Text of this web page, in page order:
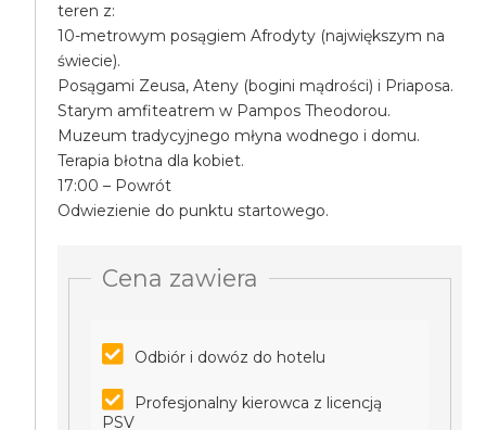
teren z:
10-metrowym posągiem Afrodyty (największym na
świecie).
Posągami Zeusa, Ateny (bogini mądrości) i Priaposa.
Starym amfiteatrem w Pampos Theodorou.
Muzeum tradycyjnego młyna wodnego i domu.
Terapia błotna dla kobiet.
17:00 – Powrót
Odwiezienie do punktu startowego.
Cena zawiera
Odbiór i dowóz do hotelu
Profesjonalny kierowca z licencją
PSV